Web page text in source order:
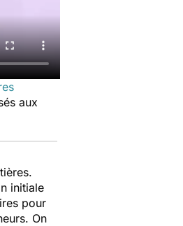
aux
initiale
pour
On